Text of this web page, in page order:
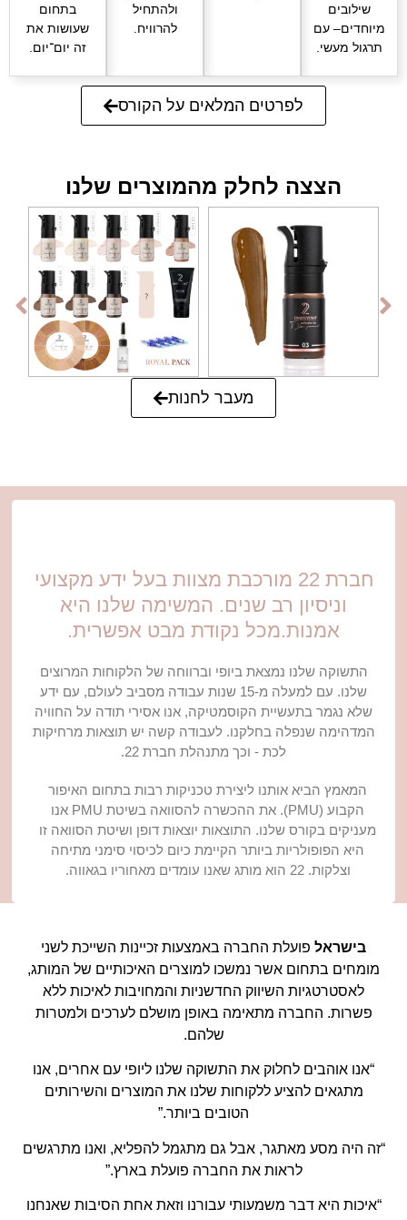
שילובים
מיוחדים– עם
תרגול מעשי.
ולהתחיל
להרוויח.
בתחום
שעושות את
זה יום־יום.
לפרטים המלאים על הקורס
הצצה לחלק מהמוצרים שלנו
מעבר לחנות
חברת 22 מורכבת מצוות בעל ידע מקצועי
וניסיון רב שנים. המשימה שלנו היא
אמנות.מכל נקודת מבט אפשרית.
התשוקה שלנו נמצאת ביופי וברווחה של הלקוחות המרוצים
שלנו. עם למעלה מ-15 שנות עבודה מסביב לעולם, עם ידע
שלא נגמר בתעשיית הקוסמטיקה, אנו אסירי תודה על החוויה
המדהימה שנפלה בחלקנו. לעבודה קשה יש תוצאות מרחיקות
לכת - וכך מתנהלת חברת 22.
המאמץ הביא אותנו ליצירת טכניקות רבות בתחום האיפור
הקבוע (PMU). את ההכשרה להסוואה בשיטת PMU אנו
מעניקים בקורס שלנו. התוצאות יוצאות דופן ושיטת הסוואה זו
היא הפופולריות ביותר הקיימת כיום לכיסוי סימני מתיחה
וצלקות. 22 הוא מותג שאנו עומדים מאחוריו בגאווה.
“איכות היא דבר משמעותי עבורנו וזאת אחת הסיבות שאנחנו
בישראל פועלת החברה באמצעות זכיינות השייכת לשני
מומחים בתחום אשר נמשכו למוצרים האיכותיים של המותג,
לאסטרטגיות השיווק החדשניות והמחויבות לאיכות ללא
פשרות. החברה מתאימה באופן מושלם לערכים ולמטרות
שלהם.
“אנו אוהבים לחלוק את התשוקה שלנו ליופי עם אחרים, אנו
מתגאים להציע ללקוחות שלנו את המוצרים והשירותים
הטובים ביותר.”
“זה היה מסע מאתגר, אבל גם מתגמל להפליא, ואנו מתרגשים
לראות את החברה פועלת בארץ.”